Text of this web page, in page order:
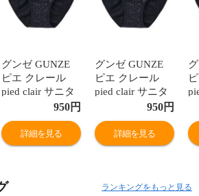
グンゼ GUNZE
ピエ クレール
pied clair サニタ
リーショーツ 夜
用 羽つきナプキ
ン対応 ジュニア
キッズ 生理用 単
950円
詳細を見る
グンゼ GUNZE
ピエ クレール
pied clair サニタ
リーショーツ 夜
用 羽つきナプキ
ン対応 ジュニア
キッズ 生理用 単
950円
詳細を見る
ランキングをもっと見る